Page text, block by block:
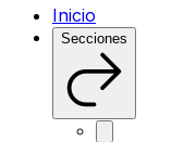
Inicio
Secciones